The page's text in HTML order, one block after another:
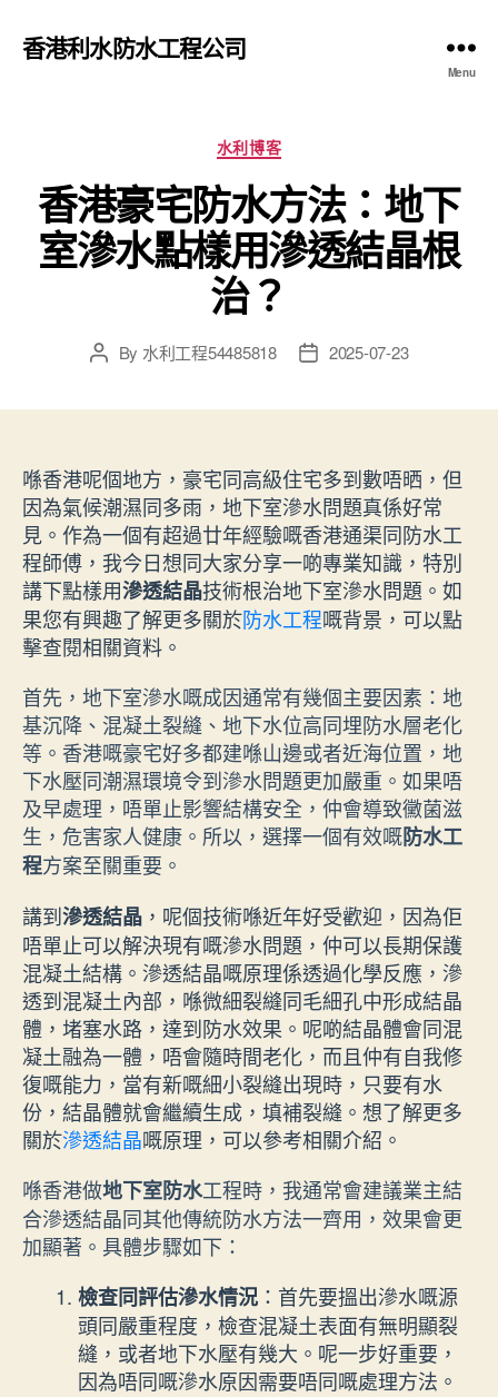
香港利水防水工程公司
Menu
Categories
水利博客
香港豪宅防水方法：地下
室滲水點樣用滲透結晶根
治？
PostBy 水利工程54485818
Post2025-07-23
喺香港呢個地方，豪宅同高級住宅多到數唔晒，但
因為氣候潮濕同多雨，地下室滲水問題真係好常
見。作為一個有超過廿年經驗嘅香港通渠同防水工
程師傅，我今日想同大家分享一啲專業知識，特別
講下點樣用滲透結晶技術根治地下室滲水問題。如
果您有興趣了解更多關於防水工程嘅背景，可以點
擊查閱相關資料。
首先，地下室滲水嘅成因通常有幾個主要因素：地
基沉降、混凝土裂縫、地下水位高同埋防水層老化
等。香港嘅豪宅好多都建喺山邊或者近海位置，地
下水壓同潮濕環境令到滲水問題更加嚴重。如果唔
及早處理，唔單止影響結構安全，仲會導致黴菌滋
生，危害家人健康。所以，選擇一個有效嘅防水工
程方案至關重要。
講到滲透結晶 ，呢個技術喺近年好受歡迎，因為佢
唔單止可以解決現有嘅滲水問題，仲可以長期保護
混凝土結構。滲透結晶嘅原理係透過化學反應，滲
透到混凝土內部，喺微細裂縫同毛細孔中形成結晶
體，堵塞水路，達到防水效果。呢啲結晶體會同混
凝土融為一體，唔會隨時間老化，而且仲有自我修
復嘅能力，當有新嘅細小裂縫出現時，只要有水
份，結晶體就會繼續生成，填補裂縫。想了解更多
關於滲透結晶嘅原理，可以參考相關介紹。
喺香港做地下室防水工程時，我通常會建議業主結
合滲透結晶同其他傳統防水方法一齊用，效果會更
加顯著。具體步驟如下：
檢查同評估滲水情況 ：首先要搵出滲水嘅源
頭同嚴重程度，檢查混凝土表面有無明顯裂
縫，或者地下水壓有幾大。呢一步好重要，
因為唔同嘅滲水原因需要唔同嘅處理方法。